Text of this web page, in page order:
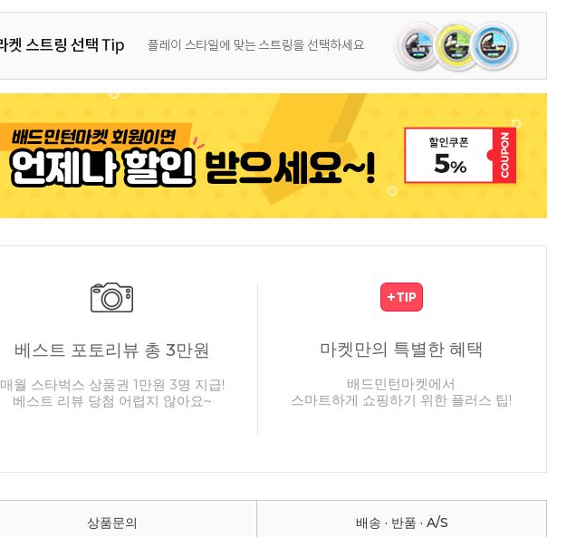
베스트 포토리뷰 총 3만원
매월 스타벅스 상품권 1만원 3명 지급!
베스트 리뷰 당첨 어렵지 않아요~
마켓만의 특별한 혜택
배드민턴마켓에서
스마트하게 쇼핑하기 위한 플러스 팁!
상품문의 배송 · 반품 · A/S